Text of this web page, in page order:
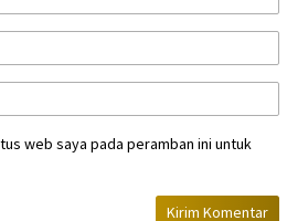
web saya pada peramban ini untuk